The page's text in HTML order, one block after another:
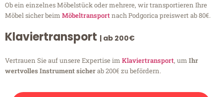
Ob ein einzelnes Möbelstück oder mehrere, wir transportieren Ihre
Möbel sicher beim Möbeltransportnach Podgorica preiswert ab 80€.
Klaviertransport | ab 200€
Vertrauen Sie auf unsere Expertise im Klaviertransport, um Ihr
wertvolles Instrument sicherab 200€ zu befördern.